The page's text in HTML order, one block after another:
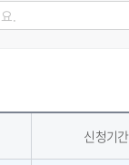
신청기간